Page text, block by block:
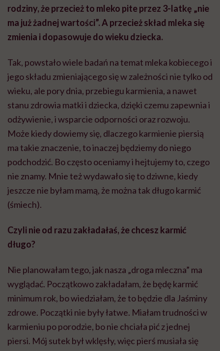
rodziny, że przecież to mleko pite przez 3-latkę „nie
ma już żadnej wartości”. A przecież skład mleka się
zmienia i dopasowuje do wieku dziecka.
Tak, powstało wiele badań na temat mleka kobiecego i
jego składu zmieniającego się w zależności nie tylko od
wieku, ale pory dnia, przebiegu karmienia, a nawet
stanu zdrowia matki i dziecka, dzięki czemu zapewnia i
odżywienie, i wsparcie odporności oraz rozwoju.
Może kiedy dowiemy się, dlaczego karmienie piersią
ma takie znaczenie, to inaczej będziemy do niego
podchodzić. Bo często oceniamy i hejtujemy to, czego
nie znamy. Mnie też wydawało się to dziwne, kiedy
jeszcze nie byłam mamą, że można tak długo karmić
(śmiech).
Czyli nie od razu zakładałaś, że chcesz karmić
długo?
Nie planowałam tego, jak nasza „droga mleczna” ma
wyglądać. Początkowo zakładałam, że będę karmić
minimum rok, bo wiedziałam, że to będzie dla Jaśminy
zdrowe. Początki nie były łatwe. Miałam trudności w
karmieniu po porodzie, bo nie chciała pić z jednej
piersi. Mój sutek był wklęsły, więc pierś musiała się